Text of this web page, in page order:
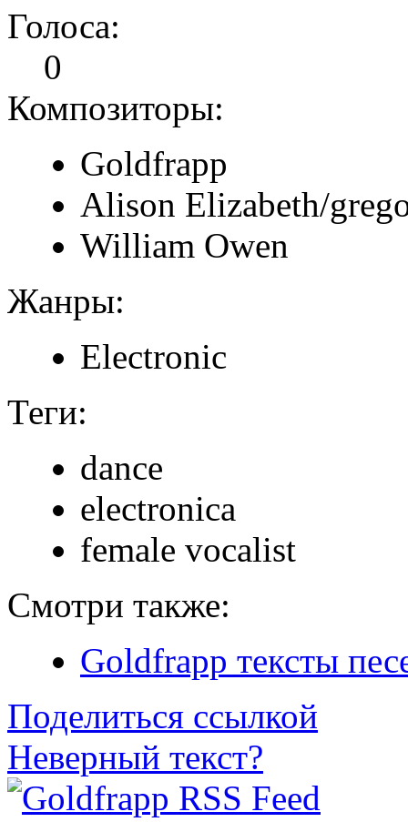
Голоса:
0
Композиторы:
Goldfrapp
Alison Elizabeth/
William Owen
Жанры:
Electronic
Теги:
dance
electronica
female vocalist
Смотри также:
Goldfrapp тексты
Поделиться ссылкой
Неверный текст?